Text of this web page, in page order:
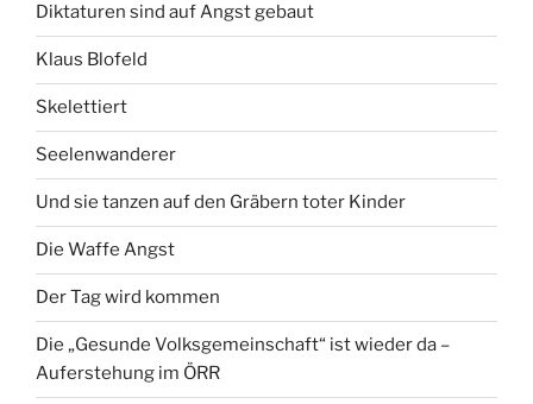
Diktaturen sind auf Angst gebaut
Klaus Blofeld
Skelettiert
Seelenwanderer
Und sie tanzen auf den Gräbern toter Kinder
Die Waffe Angst
Der Tag wird kommen
Die „Gesunde Volksgemeinschaft“ ist wieder da –
Auferstehung im ÖRR